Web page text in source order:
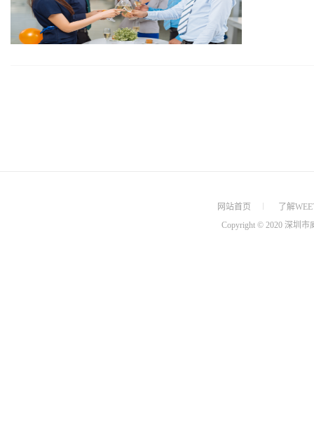
网站首页
了解
Copyright © 2020 深圳